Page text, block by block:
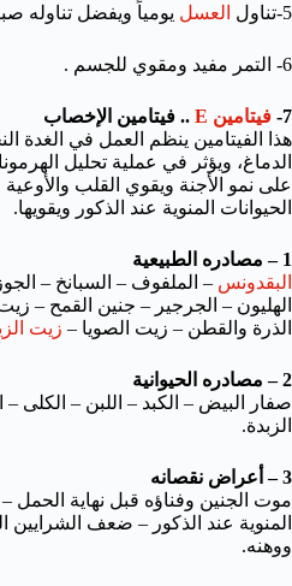
5-تناول العسل يومياً ويفضل تناوله
6- التمر مفيد ومقوي للجسم .
7- فيتامين E
.. فيتامين الإخصاب
هذا الفيتامين ينظم العمل في الغدة
الدماغ، ويؤثر في عملية تحليل
على نمو الأجنة ويقوي القلب والأوعية
الحيوانات المنوية عند الذكور ويقويها.
1 – مصادره الطبيعية
البقدونس – الملفوف – السبانخ –
الهليون – الجرجير – جنين القمح –
الذرة والقطن – زيت الصويا – زيت
2 – مصادره الحيوانية
صفار البيض – الكبد – اللبن – الكلى
الزبدة.
3 – أعراض نقصانه
موت الجنين وفناؤه قبل نهاية الحمل
المنوية عند الذكور – ضعف الشرايين
ووهنه.